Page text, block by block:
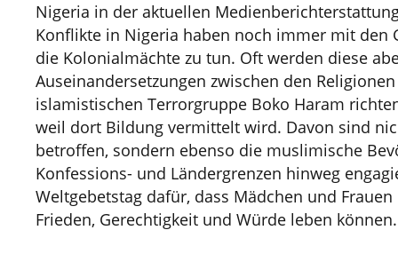
Nigeria in der aktuellen
Konflikte in Nigeria haben noch immer mit den
die Kolonialmächte zu tun. Oft werden diese
Auseinandersetzungen zwischen den
islamistischen Terrorgruppe Boko Haram
weil dort Bildung vermittelt wird. Davon sind
betroffen, sondern ebenso die muslimische
Konfessions- und Ländergrenzen hinweg
Weltgebetstag dafür, dass Mädchen und
Frieden, Gerechtigkeit und Würde leben können.